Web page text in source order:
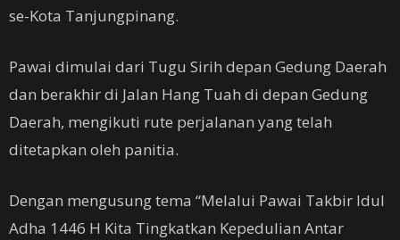
se-Kota Tanjungpinang.
Pawai dimulai dari Tugu Sirih depan Gedung Daerah
dan berakhir di Jalan Hang Tuah di depan Gedung
Daerah, mengikuti rute perjalanan yang telah
ditetapkan oleh panitia.
Dengan mengusung tema “Melalui Pawai Takbir Idul
Adha 1446 H Kita Tingkatkan Kepedulian Antar